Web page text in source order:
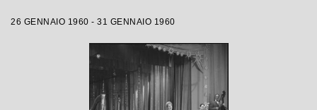
26 GENNAIO 1960 - 31 GENNAIO 1960